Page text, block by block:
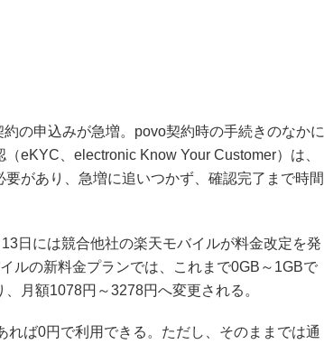
の申込みが急増。povo契約時の手続きのなかに
eKYC、electronic Know Your Customer）は、
があり、急増に追いつかず、確認完了まで時間
日には競合他社の楽天モバイルが料金改定を発
ルの新料金プランでは、これまで0GB～1GBで
月額1078円～3278円へ変更される。
ば0円で利用できる。ただし、そのままでは通